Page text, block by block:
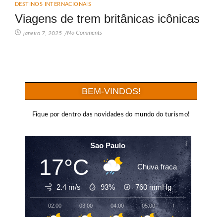
DESTINOS INTERNACIONAIS
Viagens de trem britânicas icônicas
janeiro 7, 2025 /No Comments
BEM-VINDOS!
Fique por dentro das novidades do mundo do turismo!
Sao Paulo
17°C Chuva fraca
2.4 m/s 93% 760mmHg
02:00 03:00 04:00 05:00 06:00